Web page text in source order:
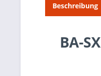
Beschreibung
BA-